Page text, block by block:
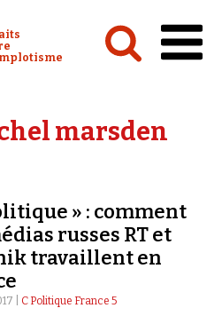
Watch :
presse
marsden
» : comment
russes RT et
travaillent en
| C Politique France 5